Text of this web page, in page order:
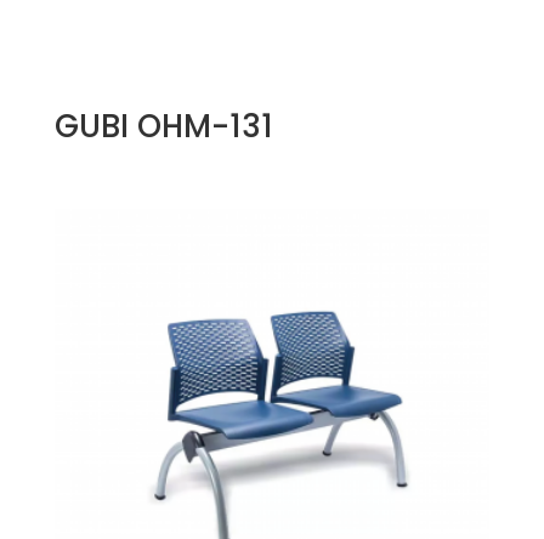
GUBI OHM-131